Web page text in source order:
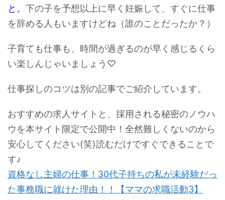
と。 下の子を予想以上に早く妊娠して、すぐに仕事
を辞める人もいますけどね（誰のことだったか？）
子育ても仕事も、時間が過ぎるのが早く感じるくら
い楽しんじゃいましょう♡
仕事探しのコツは別の記事でご紹介しています。
おすすめの求人サイトと、採用される秘密のノウハ
ウを本サイト限定で公開中！全然難しくないのから
安心してください(笑)読むだけですぐできることで
す♪
資格なし主婦の仕事！30代子持ちの私が未経験だっ
た事務職に就けた理由！！【ママの求職活動3】